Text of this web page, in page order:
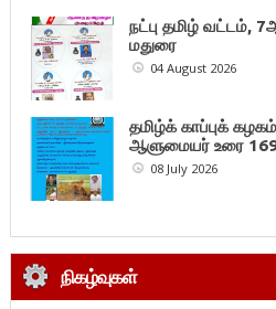
நட்பு தமிழ் வட்டம்,
மதுரை
04 August 2026
தமிழ்க் காப்புக்
ஆளுமையர் உரை
08 July 2026
நிகழ்வுகள்